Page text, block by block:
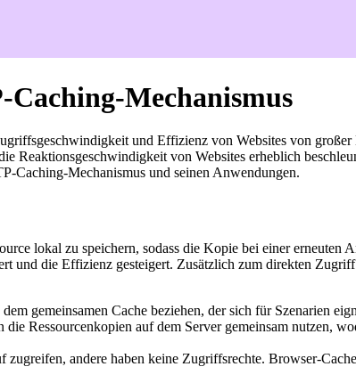
Mechanismus
und Effizienz von Websites von
Reaktionsgeschwindigkeit von Websites erheblich
Caching-Mechanismus und seinen Anwendungen.
lokal zu speichern, sodass die Kopie bei einer
und die Effizienz gesteigert. Zusätzlich zum direkten
gemeinsamen Cache beziehen, der sich für Szenarien
Ressourcenkopien auf dem Server gemeinsam nutzen,
andere haben keine Zugriffsrechte. Browser-